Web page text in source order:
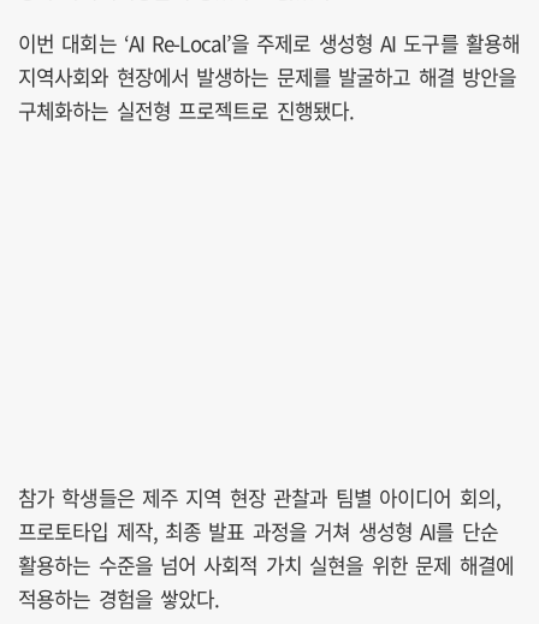
이번 대회는 ‘AI Re-Local’을 주제로 생성형 AI 도구를 활용해
지역사회와 현장에서 발생하는 문제를 발굴하고 해결 방안을
구체화하는 실전형 프로젝트로 진행됐다.
참가 학생들은 제주 지역 현장 관찰과 팀별 아이디어 회의,
프로토타입 제작, 최종 발표 과정을 거쳐 생성형 AI를 단순
활용하는 수준을 넘어 사회적 가치 실현을 위한 문제 해결에
적용하는 경험을 쌓았다.